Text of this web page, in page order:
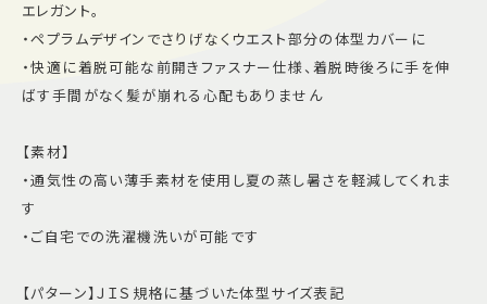
エレガント。
・ペプラムデザインでさりげなくウエスト部分の体型カバーに
・快適に着脱可能な前開きファスナー仕様、着脱時後ろに手を伸
ばす手間がなく髪が崩れる心配もありません
【素材】
・通気性の高い薄手素材を使用し夏の蒸し暑さを軽減してくれま
す
・ご自宅での洗濯機洗いが可能です
【パターン】ＪＩＳ規格に基づいた体型サイズ表記